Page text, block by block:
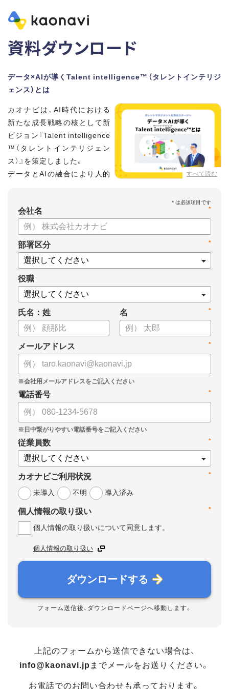
資料ダウンロード
データ×AIが導くTalent intelligence™（タレントインテリジ
ェンス）とは
すべて読む
カオナビは、AI時代における
新たな成長戦略の核として新
ビジョン『Talent intelligence
™（タレントインテリジェン
ス）』を策定しました。
データとAIの融合により人的
【資料の内容】
・新ビジョン「Talent intelligence™」実現へのロードマップ
・HRSaaS事業とHRSolution事業が循環する「Infinite Model」
・AI活用の土台、カオナビの「タレントマネジメント」でできる
こと
*
会社名
*
部署区分
役職
氏名：姓 *
名
*
メールアドレス
*
電話番号
*
従業員数
*
カオナビご利用状況
未導入
不明 導入済み
*
個人情報の取り扱い
個人情報の取り扱いについて同意します。
個人情報の取り扱い
ダウンロードする
フォーム送信後、ダウンロードページへ移動します。
上記のフォームから送信できない場合は、
info@kaonavi.jp までメールをお送りください。
お電話でのお問い合わせも承っております。